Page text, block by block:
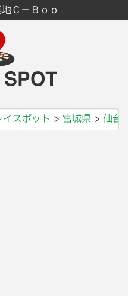
Ｃ−Ｂｏｏ
スポット 宮城県 仙台